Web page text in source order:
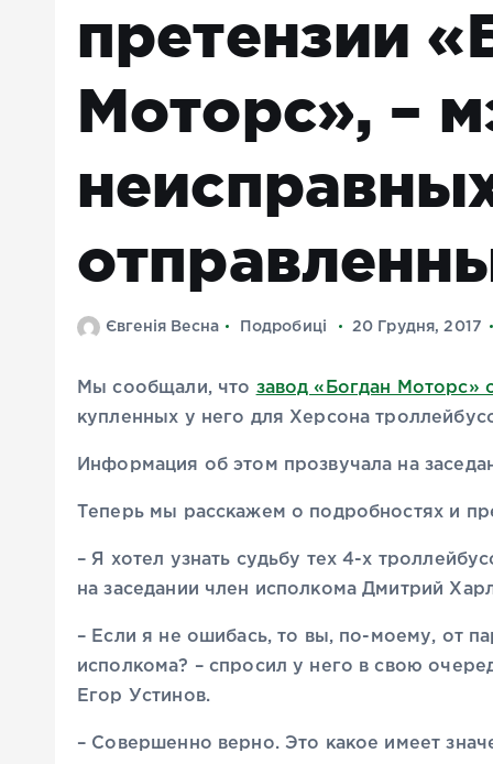
претензии
Моторс», –
Євгенія Весна Подробиці 20 Грудня, 2017
Мы сообщали, что завод «Богдан Моторс»
купленных у него для Херсона
Информация об этом прозвучала на
Теперь мы расскажем о подробностях и
– Я хотел узнать судьбу тех 4-х
на заседании член исполкома Дмитрий
– Если я не ошибась, то вы, по-моему, от
исполкома? – спросил у него в свою
Егор Устинов.
– Совершенно верно. Это какое имеет